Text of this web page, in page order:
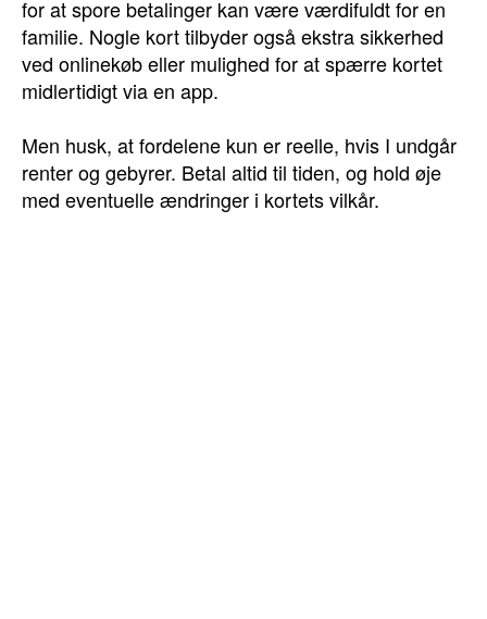
for at spore betalinger kan være værdifuldt for en
familie. Nogle kort tilbyder også ekstra sikkerhed
ved onlinekøb eller mulighed for at spærre kortet
midlertidigt via en app.
Men husk, at fordelene kun er reelle, hvis I undgår
renter og gebyrer. Betal altid til tiden, og hold øje
med eventuelle ændringer i kortets vilkår.